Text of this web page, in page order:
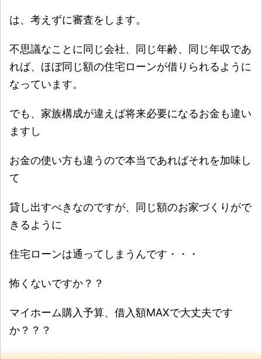
は、考えずに審査をします。
不思議なことに同じ会社、同じ年齢、同じ年収であ
れば、ほぼ同じ額の住宅ローンが借りられるように
なっています。
でも、家族構成が違えば将来必要になるお金も違い
ますし
お金の使い方も違うので本当であればそれを加味し
て
貸し出すべきなのですが、同じ額のお家づくりがで
きるように
住宅ローンは通ってしまうんです・・・
怖くないですか？？
マイホーム購入予算、借入額MAXで大丈夫です
か？？？